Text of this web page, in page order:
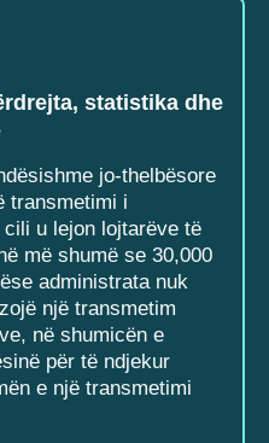
statistika dhe
jo-thelbësore
transmetimi i
u lejon lojtarëve të
më shumë se 30,000
administrata nuk
një transmetim
në shumicën e
për të ndjekur
e një transmetimi